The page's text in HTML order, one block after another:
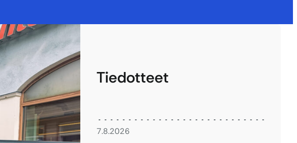
Tiedotteet
7.8.2026